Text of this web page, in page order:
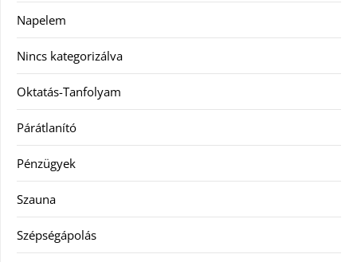
Napelem
Nincs kategorizálva
Oktatás-Tanfolyam
Párátlanító
Pénzügyek
Szauna
Szépségápolás